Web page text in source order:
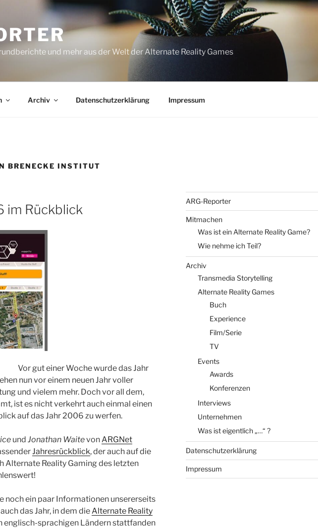
und mehr aus der Welt der Alternate Reality Games
Archiv Datenschutzerklärung Impressum
BRENECKE INSTITUT
im Rückblick
Vor gut einer Woche wurde das Jahr
nun vor einem neuen Jahr voller
und vielem mehr. Doch vor all dem,
ist es nicht verkehrt auch einmal einen
auf das Jahr 2006 zu werfen.
und Jonathan Waitevon ARGNet
Jahresrückblick, der auch auf die
Alternate Reality Gaming des letzten
noch ein paar Informationen unsererseits
das Jahr, in dem die Alternate Reality
englisch-sprachigen Ländern stattfanden
ARG-Reporter
Mitmachen
Was ist ein Alternate Reality Game?
Wie nehme ich Teil?
Archiv
Transmedia Storytelling
Alternate Reality Games
Buch
Experience
Film/Serie
TV
Events
Awards
Konferenzen
Interviews
Unternehmen
Was ist eigentlich „…“ ?
Datenschutzerklärung
Impressum